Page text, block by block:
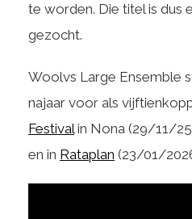
te worden. Die titel is dus
gezocht.
Woolvs Large Ensemble
najaar voor als
Festivalin Nona (29/11/
en in Rataplan (23/01/